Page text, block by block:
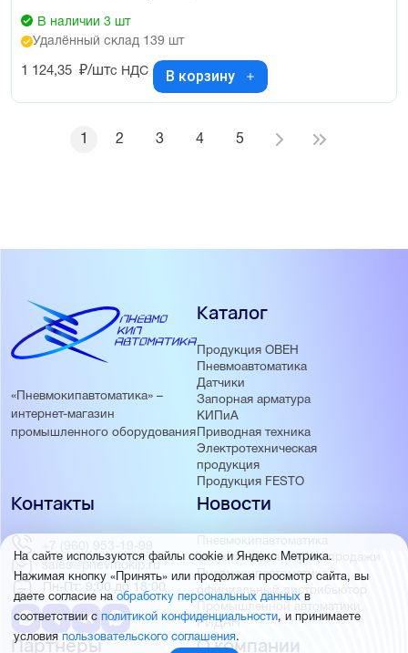
В наличии 3 шт
Удалённый склад 139 шт
1 124,35 ₽/штс НДС В корзину
1 2 3 4 5
«Пневмокипавтоматика» –
интернет-магазин
промышленного оборудования
Каталог
Продукция ОВЕН
Пневмоавтоматика
Датчики
Запорная арматура
КИПиА
Приводная техника
Электротехническая
продукция
Продукция FESTO
Новости
Пневмокипавтоматика
запустила розничные продажи
Пневмокипавтоматика –
официальный дистрибьютор
Промышленной автоматики
РИДАН
Партнёры О компании
Контакты
+7 (960) 953-19-99
sales@pnevmokip.ru
Пн-Пт: 9:00 до 18:00
На сайте используются файлы cookie и Яндекс Метрика.
Нажимая кнопку «Принять» или продолжая просмотр сайта, вы
даете согласие наобработку персональных данных в
соответствии с политикой конфиденциальности, и принимаете
условия пользовательского соглашения.